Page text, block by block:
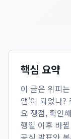
핵심 요약
이 글은 위피
앱'이 되었나?
요 쟁점, 확인
행일 이후 바